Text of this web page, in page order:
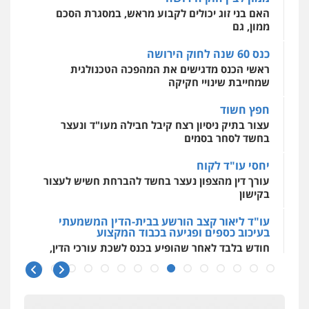
טיפול בהתמכרויות שירותים מקצועיים
לעורכי דין
עו"ד ד"ר אבי שקד
עבירות כלכליות
0544385337
חקירות פרטיות
אישות
איתורים
ניר קידר – צלם
צילום עורכי דין שירותים מקצועיים לעורכי
0504578527
שמחייבת שינויי חקיקה
עצור בתיק ניסיון רצח קיבל חבילה מעו"ד ונעצר
בחשד לסחר בסמים
עורך דין מהצפון נעצר בחשד להברחת חשיש לעצור
בקישון
בעיכוב כספים ופגיעה בכבוד המקצוע
חודש בלבד לאחר שהופיע בכנס לשכת עורכי הדין,
קצב הורשע
10 מיליון
עורך-דין חשוד בהעלמת הכנסות והתחמקות ממס
רכישה
קטינים בסביבה מנוכרת